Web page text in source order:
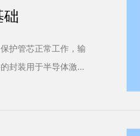
础
护管芯正常工作，输
封装用于半导体激光